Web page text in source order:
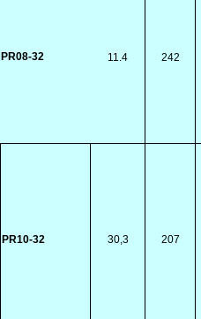
PR08-32 11.4 242
PR10-32 30,3 207